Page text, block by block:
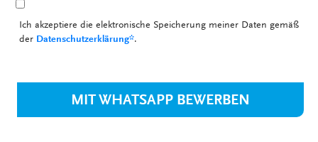
Ich akzeptiere die elektronische Speicherung meiner Daten gemäß
der Datenschutzerklärung*.
MIT WHATSAPP BEWERBEN